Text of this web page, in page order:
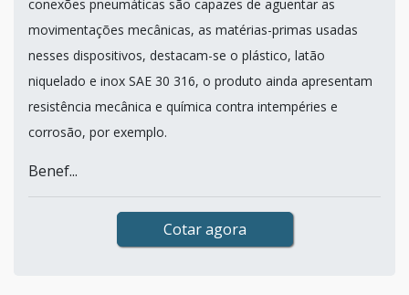
conexões pneumáticas são capazes de aguentar as
movimentações mecânicas, as matérias-primas usadas
nesses dispositivos, destacam-se o plástico, latão
niquelado e inox SAE 30 316, o produto ainda apresentam
resistência mecânica e química contra intempéries e
corrosão, por exemplo.
Benef...
Cotar agora